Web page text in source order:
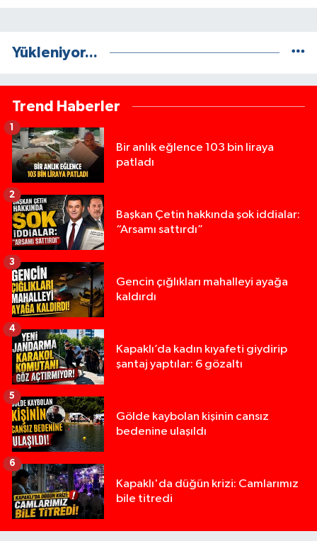
Yükleniyor...
Trend Haberler
Bir anlık eğlence 103 bin liraya
patladı
1
Başkan Çetin hakkında şok iddialar:
“Arsamı sattırdı”
2
Gencin çığlıkları mahalleyi ayağa
kaldırdı
3
Kapaklı’da kadın kıyafeti giydirip
şantaj yaptılar: 6 gözaltı
4
Gölde kaybolan kişinin cansız
bedenine ulaşıldı
5
Kapaklı'da düğün krizi: Camlarımız
bile titredi
6